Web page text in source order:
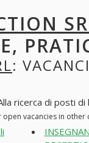
:
ricerca di posti
open vacancies in